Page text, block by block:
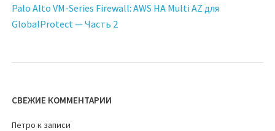
Palo Alto VM-Series Firewall: AWS HA Multi AZ для
GlobalProtect — Часть 2
СВЕЖИЕ КОММЕНТАРИИ
Петро к записи